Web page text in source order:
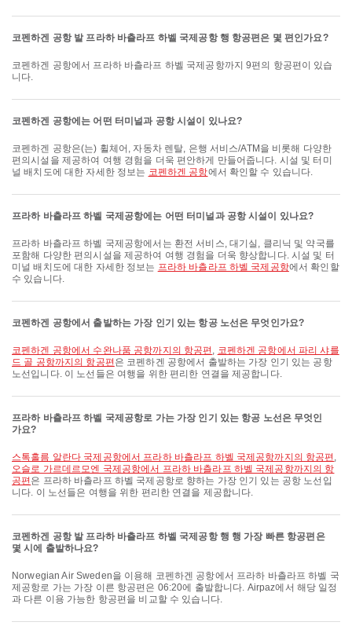
코펜하겐 공항 발 프라하 바츨라프 하벨 국제공항 행 항공편은 몇 편인가요?
코펜하겐 공항에서 프라하 바츨라프 하벨 국제공항까지 9편의 항공편이 있습
니다.
코펜하겐 공항에는 어떤 터미널과 공항 시설이 있나요?
코펜하겐 공항은(는) 휠체어, 자동차 렌탈, 은행 서비스/ATM을 비롯해 다양한
편의시설을 제공하여 여행 경험을 더욱 편안하게 만들어줍니다. 시설 및 터미
널 배치도에 대한 자세한 정보는 코펜하겐 공항에서 확인할 수 있습니다.
프라하 바츨라프 하벨 국제공항에는 어떤 터미널과 공항 시설이 있나요?
프라하 바츨라프 하벨 국제공항에서는 환전 서비스, 대기실, 클리닉 및 약국를
포함해 다양한 편의시설을 제공하여 여행 경험을 더욱 향상합니다. 시설 및 터
미널 배치도에 대한 자세한 정보는 프라하 바츨라프 하벨 국제공항에서 확인할
수 있습니다.
코펜하겐 공항에서 출발하는 가장 인기 있는 항공 노선은 무엇인가요?
코펜하겐 공항에서 수완나품 공항까지의 항공편 , 코펜하겐 공항에서 파리 샤를
드 골 공항까지의 항공편 은 코펜하겐 공항에서 출발하는 가장 인기 있는 공항
노선입니다. 이 노선들은 여행을 위한 편리한 연결을 제공합니다.
프라하 바츨라프 하벨 국제공항로 가는 가장 인기 있는 항공 노선은 무엇인
가요?
스톡홀름 알란다 국제공항에서 프라하 바츨라프 하벨 국제공항까지의 항공편 ,
오슬로 가르데르모엔 국제공항에서 프라하 바츨라프 하벨 국제공항까지의 항
공편 은 프라하 바츨라프 하벨 국제공항로 향하는 가장 인기 있는 공항 노선입
니다. 이 노선들은 여행을 위한 편리한 연결을 제공합니다.
코펜하겐 공항 발 프라하 바츨라프 하벨 국제공항 행 행 가장 빠른 항공편은
몇 시에 출발하나요?
Norwegian Air Sweden을 이용해 코펜하겐 공항에서 프라하 바츨라프 하벨 국
제공항로 가는 가장 이른 항공편은 06:20에 출발합니다. Airpaz에서 해당 일정
과 다른 이용 가능한 항공편을 비교할 수 있습니다.